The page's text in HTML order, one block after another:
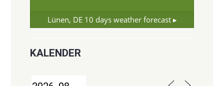
Lünen, DE10 days weather forecast ▸
KALENDER